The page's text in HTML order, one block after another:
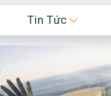
30/01/2026 12:00 sáng
18/04/2025 12:00 sáng
Tin Tức